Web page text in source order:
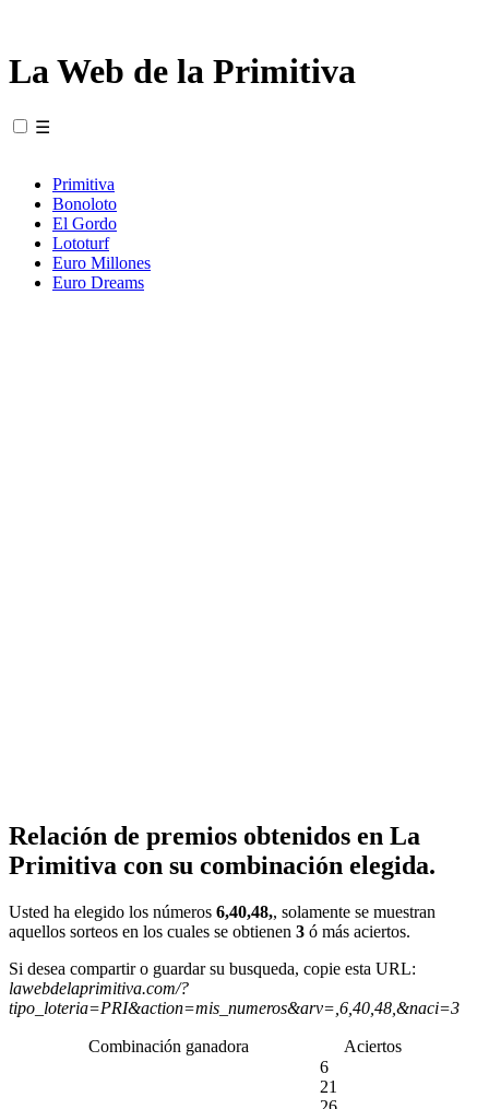
La Web de la Primitiva
☰
Primitiva
Bonoloto
El Gordo
Lototurf
Euro Millones
Euro Dreams
Relación de premios obtenidos en La
Primitiva con su combinación elegida.
Usted ha elegido los números 6,40,48,, solamente se muestran
aquellos sorteos en los cuales se obtienen 3 ó más aciertos.
Si desea compartir o guardar su busqueda, copie esta URL:
lawebdelaprimitiva.com/?
tipo_loteria=PRI&action=mis_numeros&arv=,6,40,48,&naci=3
Combinación ganadora Aciertos
6
21